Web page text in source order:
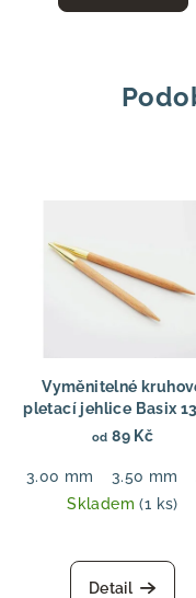
Vyměnitelné
pletací jehlice Basix
od 89 Kč
3.00 mm 3.50 mm
Skladem(1 ks)
Detail